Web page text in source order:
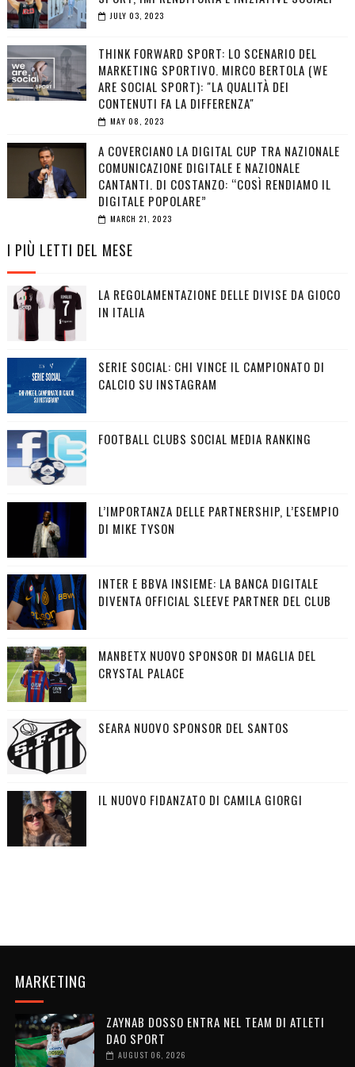
JULY 03, 2023
THINK FORWARD SPORT: LO SCENARIO DEL
MARKETING SPORTIVO. MIRCO BERTOLA (WE
ARE SOCIAL SPORT): "LA QUALITÀ DEI
CONTENUTI FA LA DIFFERENZA"
MAY 08, 2023
A COVERCIANO LA DIGITAL CUP TRA NAZIONALE
COMUNICAZIONE DIGITALE E NAZIONALE
CANTANTI. DI COSTANZO: “COSÌ RENDIAMO IL
DIGITALE POPOLARE”
MARCH 21, 2023
I PIÙ LETTI DEL MESE
LA REGOLAMENTAZIONE DELLE DIVISE DA GIOCO
IN ITALIA
SERIE SOCIAL: CHI VINCE IL CAMPIONATO DI
CALCIO SU INSTAGRAM
FOOTBALL CLUBS SOCIAL MEDIA RANKING
L’IMPORTANZA DELLE PARTNERSHIP, L’ESEMPIO
DI MIKE TYSON
INTER E BBVA INSIEME: LA BANCA DIGITALE
DIVENTA OFFICIAL SLEEVE PARTNER DEL CLUB
MANBETX NUOVO SPONSOR DI MAGLIA DEL
CRYSTAL PALACE
SEARA NUOVO SPONSOR DEL SANTOS
IL NUOVO FIDANZATO DI CAMILA GIORGI
MARKETING
ZAYNAB DOSSO ENTRA NEL TEAM DI ATLETI
DAO SPORT
AUGUST 06, 2026